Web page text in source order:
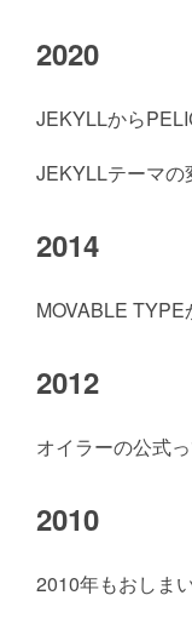
2020
JEKYLLから
JEKYLLテーマの
2014
MOVABLE
2012
オイラーの公式
2010
2010年もおしま